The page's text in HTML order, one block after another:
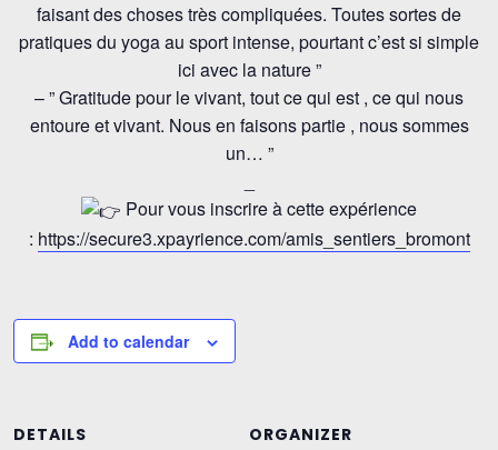
faisant des choses très compliquées. Toutes sortes de
pratiques du yoga au sport intense, pourtant c’est si simple
ici avec la nature ”
– ” Gratitude pour le vivant, tout ce qui est , ce qui nous
entoure et vivant. Nous en faisons partie , nous sommes
un… ”
Pour vous inscrire à cette expérience
: https://secure3.xpayrience.com/amis_sentiers_bromont
Add to calendar
DETAILS
ORGANIZER